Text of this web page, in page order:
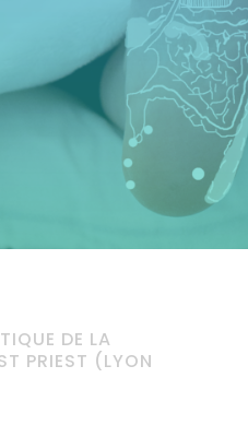
DE LA
PRIEST (LYON